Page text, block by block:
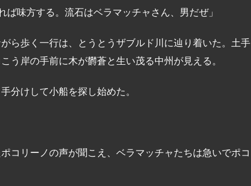
味方する。流石はベラマッチャさん、男だぜ」
ら歩く一行は、とうとうザブルド川に辿り着いた。土手
う岸の手前に木が欝蒼と生い茂る中州が見える。
分けして小船を探し始めた。
コリーノの声が聞こえ、ベラマッチャたちは急いでポコ